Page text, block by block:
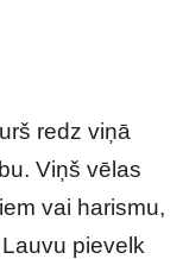
redz viņā
Viņš vēlas
vai harismu,
pievelk